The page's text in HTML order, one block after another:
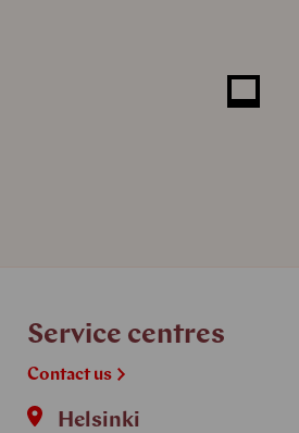
Service centres
Contact us
Helsinki